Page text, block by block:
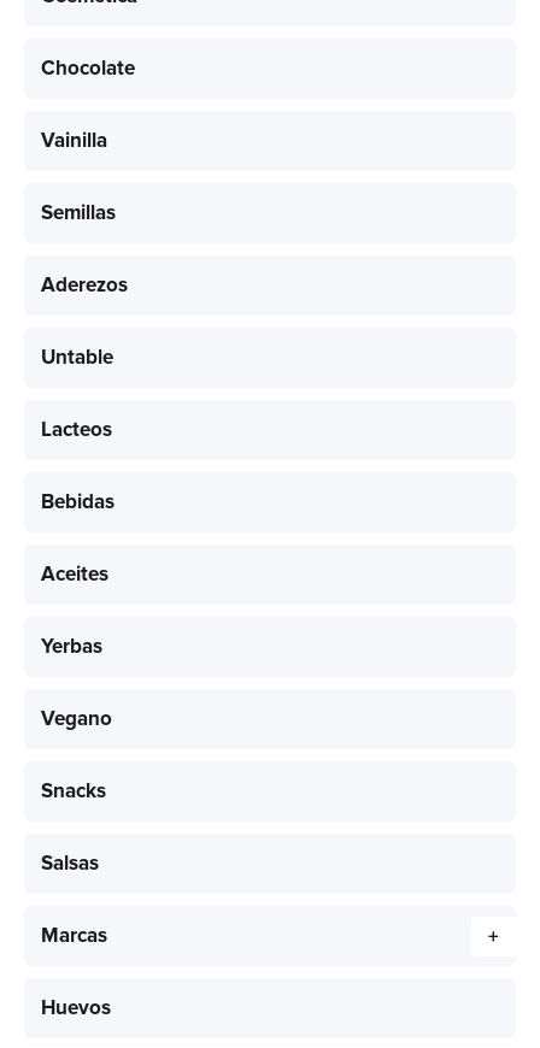
Chocolate
Vainilla
Semillas
Aderezos
Untable
Lacteos
Bebidas
Aceites
Yerbas
Vegano
Snacks
Salsas
Marcas +
Huevos